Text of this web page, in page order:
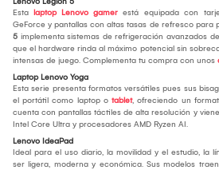
Esta laptop Lenovo gamer está equipada con
GeForce y pantallas con altas tasas de refresco para
5 implementa sistemas de refrigeración avanzados
que el hardware rinda al máximo potencial sin
intensas de juego. Complementa tu compra con unos
Laptop Lenovo Yoga
Esta serie presenta formatos versátiles pues sus
el portátil como laptop o tablet, ofreciendo un
cuenta con pantallas táctiles de alta resolución y
Intel Core Ultra y procesadores AMD Ryzen AI.
Lenovo IdeaPad
Ideal para el uso diario, la movilidad y el estudio, la
ser ligera, moderna y económica. Sus modelos